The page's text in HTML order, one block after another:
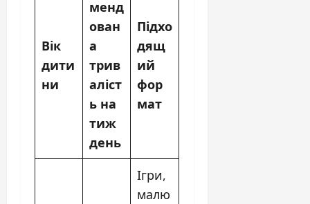
Вік
дити
ни
менд
ован
а
трив
аліст
ь на
тиж
день
Підхо
дящ
ий
фор
мат
Ігри,
малю